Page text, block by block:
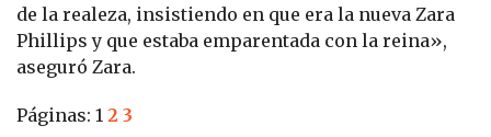
de la realeza, insistiendo en que era la nueva Zara
Phillips y que estaba emparentada con la reina»,
aseguró Zara.
Páginas:1 2 3